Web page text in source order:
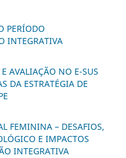
PERÍODO
INTEGRATIVA
AVALIAÇÃO NO E-SUS
DA ESTRATÉGIA DE
FEMININA – DESAFIOS,
E IMPACTOS
INTEGRATIVA